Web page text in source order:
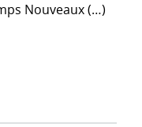
Nouveaux (…)